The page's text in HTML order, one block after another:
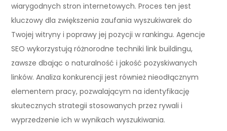
wiarygodnych stron internetowych. Proces ten jest
kluczowy dla zwiększenia zaufania wyszukiwarek do
Twojej witryny i poprawy jej pozycji w rankingu. Agencje
SEO wykorzystują różnorodne techniki link buildingu,
zawsze dbając o naturalność i jakość pozyskiwanych
linków. Analiza konkurencji jest również nieodłącznym
elementem pracy, pozwalającym na identyfikację
skutecznych strategii stosowanych przez rywali i
wyprzedzenie ich w wynikach wyszukiwania.